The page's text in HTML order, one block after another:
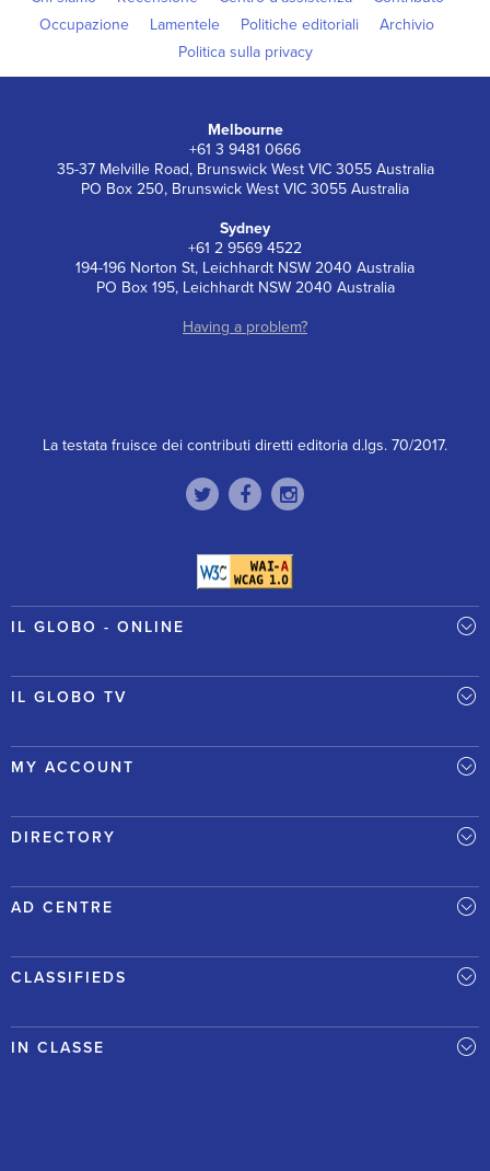
Occupazione
Lamentele Politiche editoriali
Archivio
Politica sulla privacy
Melbourne
+61 3 9481 0666
35-37 Melville Road, Brunswick West VIC 3055 Australia
PO Box 250, Brunswick West VIC 3055 Australia
Sydney
+61 2 9569 4522
194-196 Norton St, Leichhardt NSW 2040 Australia
PO Box 195, Leichhardt NSW 2040 Australia
Having a problem?
La testata fruisce dei contributi diretti editoria d.lgs. 70/2017.
IL GLOBO - ONLINE
IL GLOBO TV
MY ACCOUNT
DIRECTORY
AD CENTRE
CLASSIFIEDS
IN CLASSE